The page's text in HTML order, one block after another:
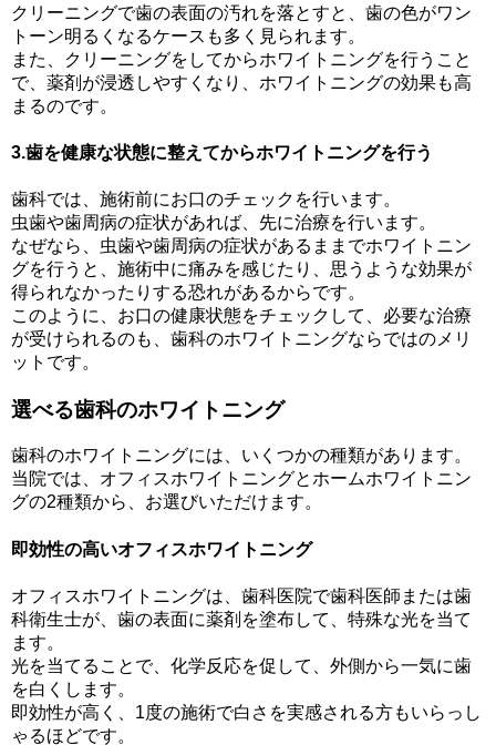
クリーニングで歯の表面の汚れを落とすと、歯の色がワン
トーン明るくなるケースも多く見られます。
また、クリーニングをしてからホワイトニングを行うこと
で、薬剤が浸透しやすくなり、ホワイトニングの効果も高
まるのです。
3.歯を健康な状態に整えてからホワイトニングを行う
歯科では、施術前にお口のチェックを行います。
虫歯や歯周病の症状があれば、先に治療を行います。
なぜなら、虫歯や歯周病の症状があるままでホワイトニン
グを行うと、施術中に痛みを感じたり、思うような効果が
得られなかったりする恐れがあるからです。
このように、お口の健康状態をチェックして、必要な治療
が受けられるのも、歯科のホワイトニングならではのメリ
ットです。
選べる歯科のホワイトニング
歯科のホワイトニングには、いくつかの種類があります。
当院では、オフィスホワイトニングとホームホワイトニン
グの2種類から、お選びいただけます。
即効性の高いオフィスホワイトニング
オフィスホワイトニングは、歯科医院で歯科医師または歯
科衛生士が、歯の表面に薬剤を塗布して、特殊な光を当て
ます。
光を当てることで、化学反応を促して、外側から一気に歯
を白くします。
即効性が高く、1度の施術で白さを実感される方もいらっし
ゃるほどです。